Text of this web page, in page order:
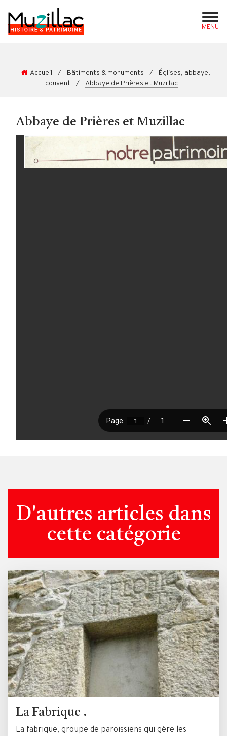
MENU
Accueil / Bâtiments & monuments /
Églises, abbaye,
couvent
/ Abbaye de Prières et Muzillac
Abbaye de Prières et Muzillac
D'autres articles dans
cette catégorie
La Fabrique .
La fabrique, groupe de paroissiens qui gère les